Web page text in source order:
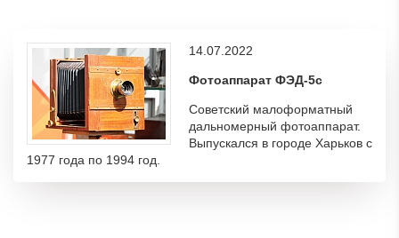
14.07.2022
Фотоаппарат ФЭД-5с
Советский малоформатный
дальномерный фотоаппарат.
Выпускался в городе Харьков с
1977 года по 1994 год.